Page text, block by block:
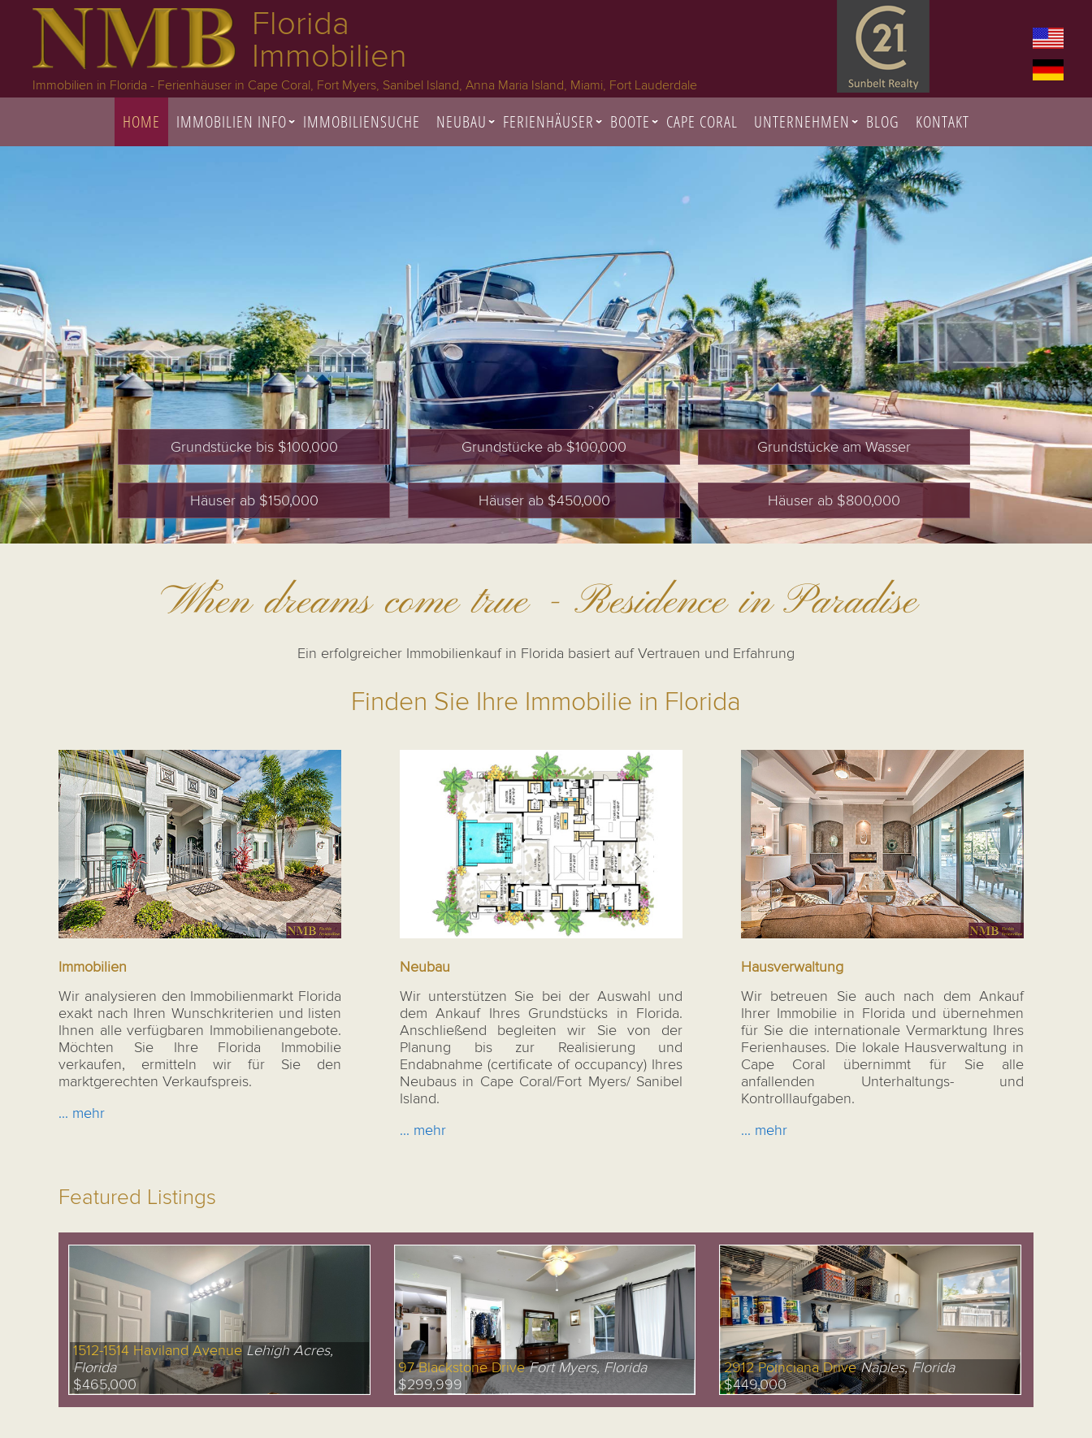
Florida
Immobilien
Immobilien in Florida - Ferienhäuser in Cape Coral, Fort Myers, Sanibel Island, Anna Maria Island, Miami, Fort Lauderdale
HOME IMMOBILIEN INFO IMMOBILIENSUCHE NEUBAU FERIENHÄUSER BOOTE CAPE CORAL UNTERNEHMEN BLOG KONTAKT
Grundstücke bis $100,000 Grundstücke ab $100,000 Grundstücke am Wasser
Häuser ab $150,000 Häuser ab $450,000 Häuser ab $800,000
When dreams come true - Residence in Paradise
Ein erfolgreicher Immobilienkauf in Florida basiert auf Vertrauen und Erfahrung
Finden Sie Ihre Immobilie in Florida
Immobilien
Wir analysieren den Immobilienmarkt Florida
exakt nach Ihren Wunschkriterien und listen
Ihnen alle verfügbaren Immobilienangebote.
Möchten Sie Ihre Florida Immobilie
verkaufen, ermitteln wir für Sie den
marktgerechten Verkaufspreis.
... mehr
Neubau
Wir unterstützen Sie bei der Auswahl und
dem Ankauf Ihres Grundstücks in Florida.
Anschließend begleiten wir Sie von der
Planung bis zur Realisierung und
Endabnahme (certificate of occupancy) Ihres
Neubaus in Cape Coral/Fort Myers/ Sanibel
Island.
... mehr
Hausverwaltung
Wir betreuen Sie auch nach dem Ankauf
Ihrer Immobilie in Florida und übernehmen
für Sie die internationale Vermarktung Ihres
Ferienhauses. Die lokale Hausverwaltung in
Cape Coral übernimmt für Sie alle
anfallenden Unterhaltungs- und
Kontrolllaufgaben.
... mehr
Featured Listings
1512-1514 Haviland Avenue Lehigh Acres,
Florida
$465,000
97 Blackstone DriveFort Myers, Florida
$299,999
2912 Poinciana DriveNaples, Florida
$449,000